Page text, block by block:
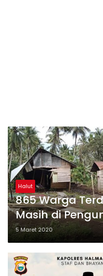
Halut
865 Warga
Masih di
5 Maret 2020